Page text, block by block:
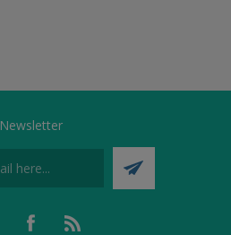
Newsletter